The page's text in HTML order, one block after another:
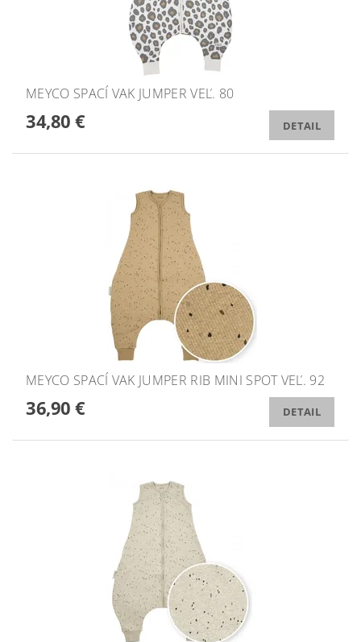
MEYCO SPACÍ VAK JUMPER VEĽ. 80
34,80 € DETAIL
MEYCO SPACÍ VAK JUMPER RIB MINI SPOT VEĽ. 92
36,90 € DETAIL